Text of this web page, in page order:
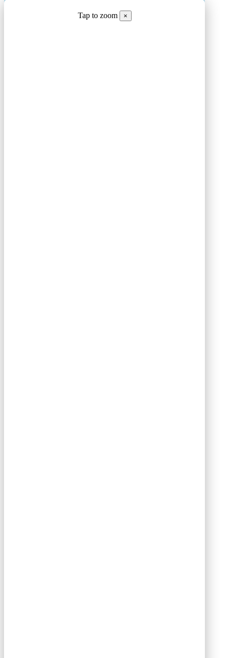
Tap to zoom ×